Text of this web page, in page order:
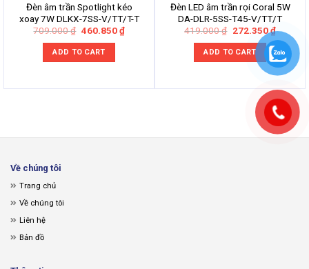
Đèn âm trần Spotlight kéo
xoay 7W DLKX-7SS-V/TT/T-T
709.000₫ Original
was:
709.000 ₫.
460.850₫Current
price
ADD TO CART
Đèn LED âm trần rọi Coral 5W
DA-DLR-5SS-T45-V/TT/T
419.000₫ Original
was:
419.000 ₫.
272.350₫Current
price
is:
ADD TO CART
Về chúng tôi
Trang chủ
Về chúng tôi
Liên hệ
Bản đồ